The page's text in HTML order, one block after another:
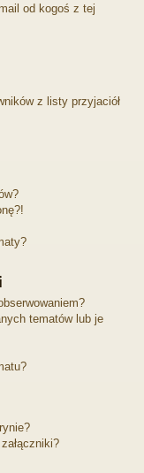
od kogoś z tej
z listy przyjaciół
tematów lub je